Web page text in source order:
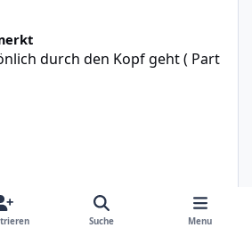
durch den Kopf geht ( Part
Suche Menu